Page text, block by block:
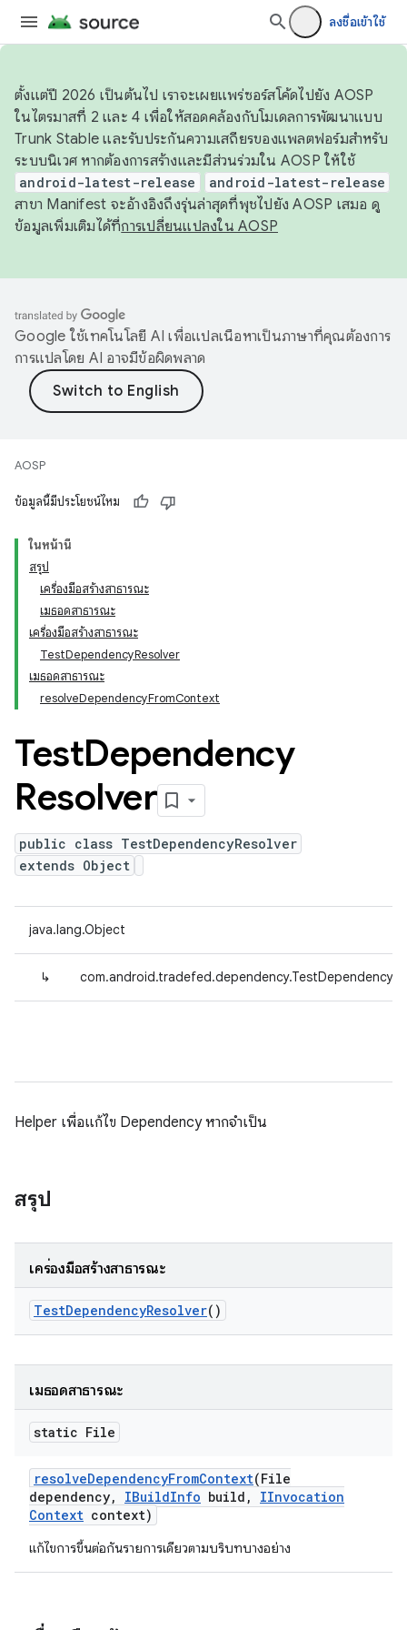
ลงชื่อเข้าใช้
ตั้งแต่ปี 2026 เป็นต้นไป เราจะเผยแพร่ซอร์สโค้ดไปยัง AOSP
ในไตรมาสที่ 2 และ 4 เพื่อให้สอดคล้องกับโมเดลการพัฒนาแบบ
Trunk Stable และรับประกันความเสถียรของแพลตฟอร์มสำหรับ
ระบบนิเวศ หากต้องการสร้างและมีส่วนร่วมใน AOSP ให้ใช้
android-latest-release android-latest-release
สาขา Manifest จะอ้างอิงถึงรุ่นล่าสุดที่พุชไปยัง AOSP เสมอ ดู
ข้อมูลเพิ่มเติมได้ที่การเปลี่ยนแปลงใน AOSP
Google ใช้เทคโนโลยี AI เพื่อแปลเนื้อหาเป็นภาษาที่คุณต้องการ
การแปลโดย AI อาจมีข้อผิดพลาด
AOSP
ข้อมูลนี้มีประโยชน์ไหม
ในหน้านี้
สรุป
เครื่องมือสร้างสาธารณะ
เมธอดสาธารณะ
เครื่องมือสร้างสาธารณะ
TestDependencyResolver
เมธอดสาธารณะ
resolveDependencyFromContext
TestDependency
Resolver
public class TestDependencyResolver
extends Object
java.lang.Object
↳
Helper เพื่อแก้ไข Dependency หากจำเป็น
สรุป
เครื่องมือสร้างสาธารณะ
TestDependencyResolver()
เมธอดสาธารณะ
static File
resolveDependencyFromContext(File
dependency, IBuildInfo build ,
IInvocation
Context context)
แก้ไขการขึ้นต่อกันรายการเดียวตามบริบทบางอย่าง